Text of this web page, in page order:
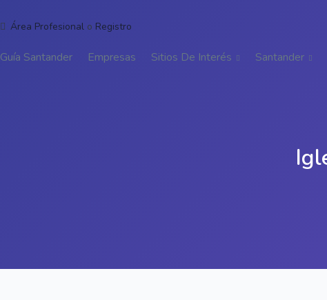
Área Profesional o Registro
Guía Santander Empresas Sitios De Interés Santander